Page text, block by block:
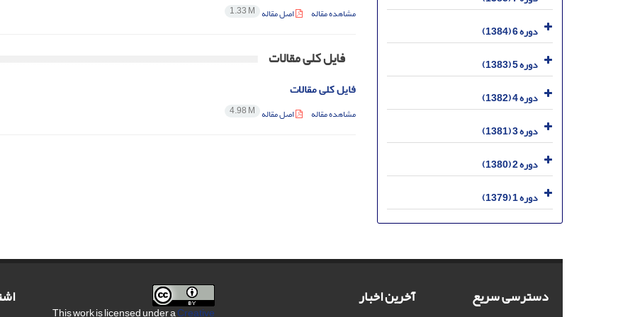
مشاهده مقاله اصل مقاله 1.33 M
فایل کلی مقالات
فایل کلی مقالات
مشاهده مقاله اصل مقاله 4.98 M
دوره 6 (1384)
دوره 5 (1383)
دوره 4 (1382)
دوره 3 (1381)
دوره 2 (1380)
دوره 1 (1379)
دسترسی سریع آخرین اخبار